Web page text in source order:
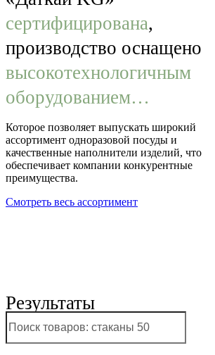
сертифицирована,
производство оснащено
высокотехнологичным
оборудованием…
Которое позволяет выпускать широкий
ассортимент одноразовой посуды и
качественные наполнители изделий, что
обеспечивает компании конкурентные
преимущества.
Смотреть весь ассортимент
Результаты
работы за 10 лет